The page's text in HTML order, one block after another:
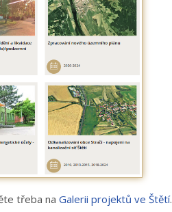
třeba na Galerii projektů ve Štětí.